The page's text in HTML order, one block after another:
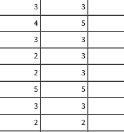
3 3
4 5
3 3
2 3
2 3
5 5
3 3
2 2